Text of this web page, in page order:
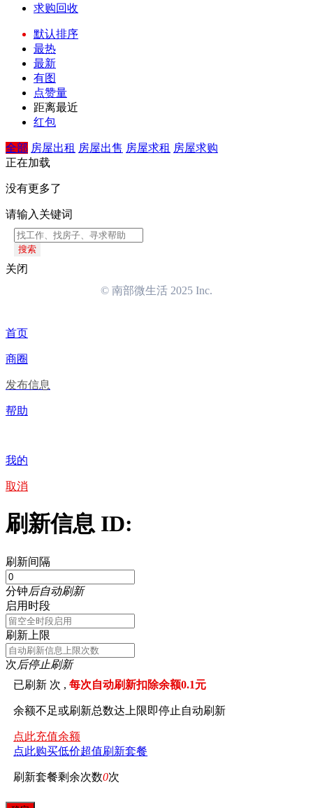
求购回收
默认排序
最热
最新
有图
点赞量
距离最近
红包
全部 房屋出租 房屋出售 房屋求租 房屋求购
正在加载
没有更多了
请输入关键词
搜索
关闭
© 南部微生活 2025 Inc.
首页
商圈
发布信息
帮助
我的
取消
刷新信息 ID:
刷新间隔
分钟后自动刷新
启用时段
刷新上限
次后停止刷新
已刷新 次 ,每次自动刷新扣除余额0.1元
余额不足或刷新总数达上限即停止自动刷新
点此充值余额
点此购买低价超值刷新套餐
刷新套餐剩余次数0次